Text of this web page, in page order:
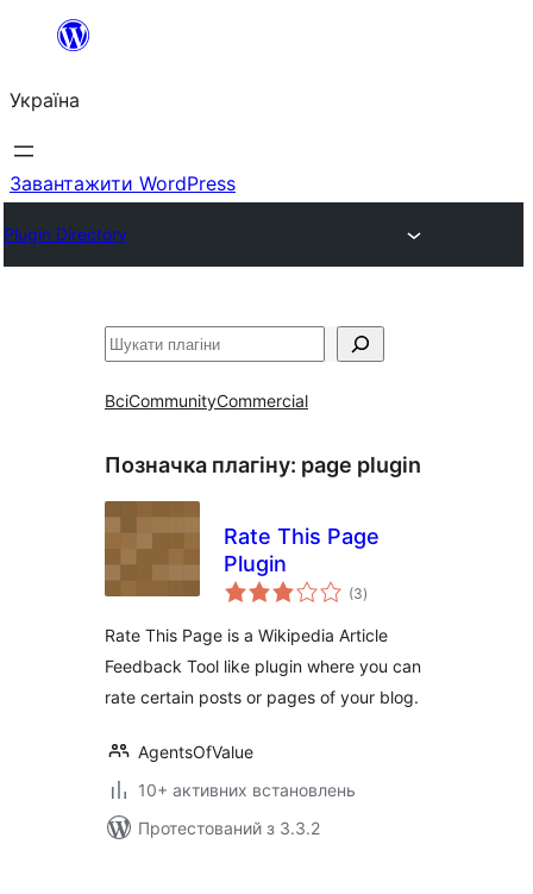
Перейти
вмісту
Україна
Завантажити WordPress
Plugin Directory
Пошук
ВсіCommunityCommercial
Позначка плагіну: page plugin
Rate This Page
Plugin
(3загальний
рейтинг
)
Rate This Page is a Wikipedia Article
Feedback Tool like plugin where you can
rate certain posts or pages of your blog.
AgentsOfValue
10+ активних встановлень
Протестований з 3.3.2